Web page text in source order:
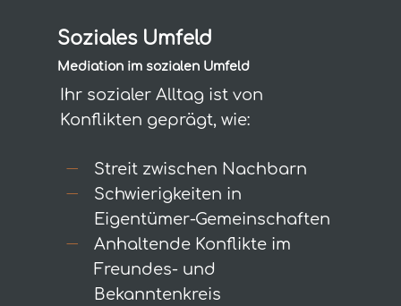
Soziales Umfeld
Mediation im sozialen Umfeld
Ihr sozialer Alltag ist von
Konflikten geprägt, wie:
Streit zwischen Nachbarn
Schwierigkeiten in
Eigentümer-Gemeinschaften
Anhaltende Konflikte im
Freundes- und
Bekanntenkreis